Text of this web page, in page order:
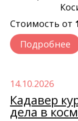
Стоимость от
Подробнее
14.10.2026
Кадавер
дела в